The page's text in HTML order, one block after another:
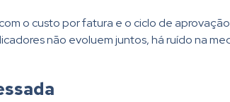
o custo por fatura e o ciclo de
não evoluem juntos, há ruído na